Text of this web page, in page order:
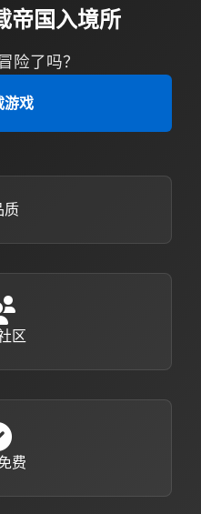
帝国入境所
险了吗？
游戏
质
区
费